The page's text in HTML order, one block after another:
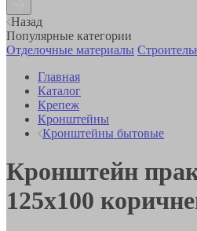
Назад
Популярные категории
Отделочные материалы
Главная
Каталог
Крепеж
Кронштейны
Кронштейны бытовые
Кронштейн
125х100